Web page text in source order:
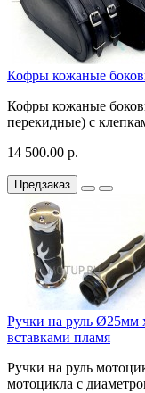
Кофры кожаные
Кофры кожаные
перекидные) с
14 500.00 р.
Предзаказ
Ручки на руль Ø25мм
вставками пламя
Ручки на руль
мотоцикла с